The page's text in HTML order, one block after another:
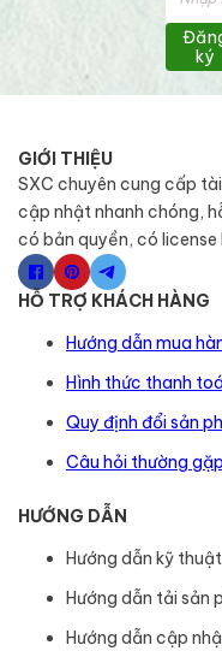
ký
GIỚI THIỆU
SXC chuyên cung cấp
cập nhật nhanh chóng,
có bản quyền, có license
HỖ TRỢ KHÁCH HÀNG
Hướng dẫn mua
Hình thức thanh
Quy định đổi sản
Câu hỏi thường gặp
HƯỚNG DẪN
Hướng dẫn kỹ thuật
Hướng dẫn tải sản
Hướng dẫn cập